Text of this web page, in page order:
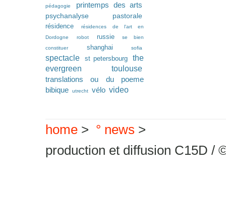
pédagogie printemps des arts
psychanalyse pastorale
résidence
résidences de l'art en
Dordogne
robot russie
se bien
constituer
shanghai sofia
spectacle st petersbourg
the
evergreen
toulouse
translations ou du poeme
bibique
utrecht vélo video
home > ° news >
production et diffusion C15D /